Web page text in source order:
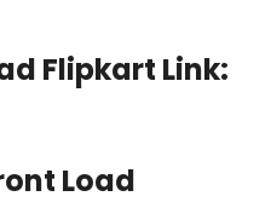
Flipkart Link:
Load